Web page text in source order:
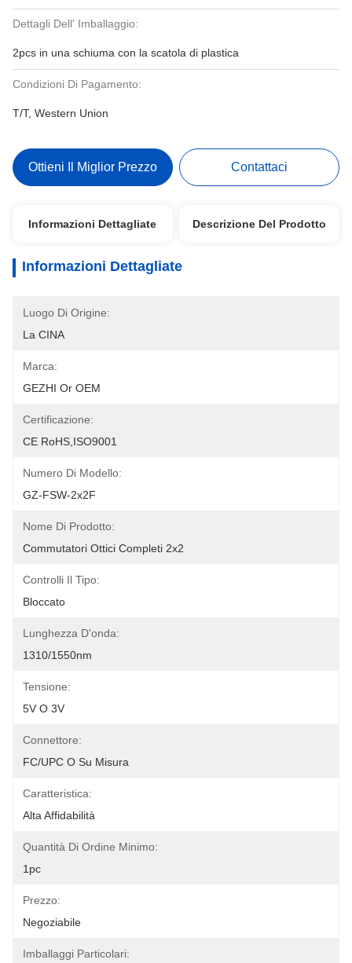
Dettagli Dell' Imballaggio:
2pcs in una schiuma con la scatola di plastica
Condizioni Di Pagamento:
T/T, Western Union
Ottieni Il Miglior Prezzo Contattaci
Informazioni Dettagliate Descrizione Del Prodotto
Informazioni Dettagliate
Luogo Di Origine:
La CINA
Marca:
GEZHI Or OEM
Certificazione:
CE RoHS,ISO9001
Numero Di Modello:
GZ-FSW-2x2F
Nome Di Prodotto:
Commutatori Ottici Completi 2x2
Controlli Il Tipo:
Bloccato
Lunghezza D'onda:
1310/1550nm
Tensione:
5V O 3V
Connettore:
FC/UPC O Su Misura
Caratteristica:
Alta Affidabilità
Quantità Di Ordine Minimo:
1pc
Prezzo:
Negoziabile
Imballaggi Particolari: